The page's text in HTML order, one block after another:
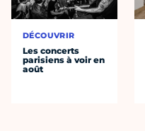
DÉCOUVRIR
Les concerts
parisiens à voir en
août